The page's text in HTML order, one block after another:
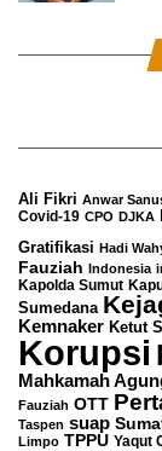
Ali Fikri Anwar
Covid-19 CPO DJKA
Gratifikasi Hadi
Fauziah Indonesia
Kapolda Sumut
Sumedana
Kemnaker Ketut
Korupsi
Mahkamah
Fauziah OTT
Taspen suap
Limpo TPPU Yaqut